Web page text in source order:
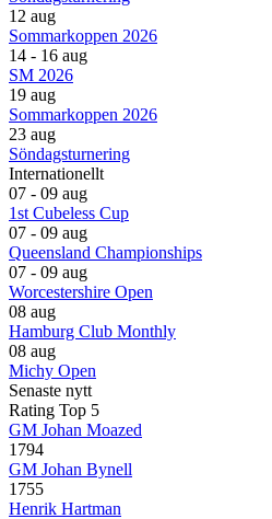
12 aug
Sommarkoppen 2026
14 - 16 aug
SM 2026
19 aug
Sommarkoppen 2026
23 aug
Söndagsturnering
Internationellt
07 - 09 aug
1st Cubeless Cup
07 - 09 aug
Queensland Championships
07 - 09 aug
Worcestershire Open
08 aug
Hamburg Club Monthly
08 aug
Michy Open
Senaste nytt
Rating Top 5
GM Johan Moazed
1794
GM Johan Bynell
1755
Henrik Hartman